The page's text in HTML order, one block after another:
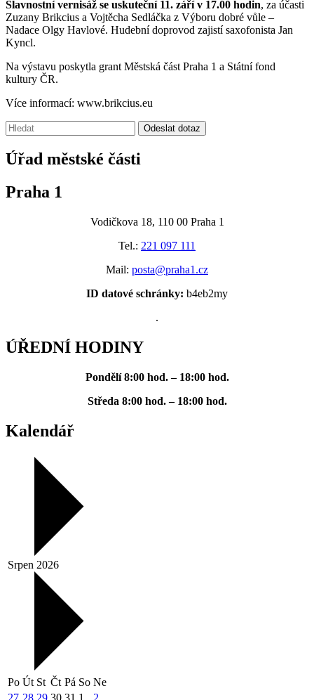
Slavnostní vernisáž se uskuteční 11. září v 17.00 hodin, za účasti
Zuzany Brikcius a Vojtěcha Sedláčka z Výboru dobré vůle –
Nadace Olgy Havlové. Hudební doprovod zajistí saxofonista Jan
Kyncl.
Na výstavu poskytla grant Městská část Praha 1 a Státní fond
kultury ČR.
Více informací: www.brikcius.eu
Vyhledávání:
Odeslat dotaz
Úřad městské části
Praha 1
Vodičkova 18, 110 00 Praha 1
Tel.: 221 097 111
Mail: posta@praha1.cz
ID datové schránky: b4eb2my
.
ÚŘEDNÍ HODINY
Pondělí 8:00 hod. – 18:00 hod.
Středa 8:00 hod. – 18:00 hod.
Kalendář
Srpen 2026
Po Út St Čt Pá So Ne
27 28 29 30 31 1
2